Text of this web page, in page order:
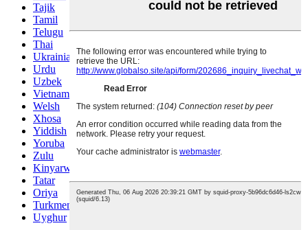
Tajik
Tamil
Telugu
Thai
Ukrainian
Urdu
Uzbek
Vietnamese
Welsh
Xhosa
Yiddish
Yoruba
Zulu
Kinyarwanda
Tatar
Oriya
Turkmen
Uyghur